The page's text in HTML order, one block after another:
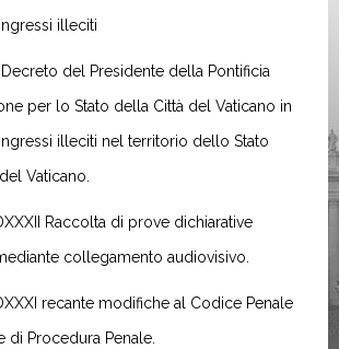
illeciti
Decreto del Presidente della Pontificia
per lo Stato della Città del Vaticano in
illeciti nel territorio dello Stato
Vaticano.
Raccolta di prove dichiarative
collegamento audiovisivo.
recante modifiche al Codice Penale
di Procedura Penale.